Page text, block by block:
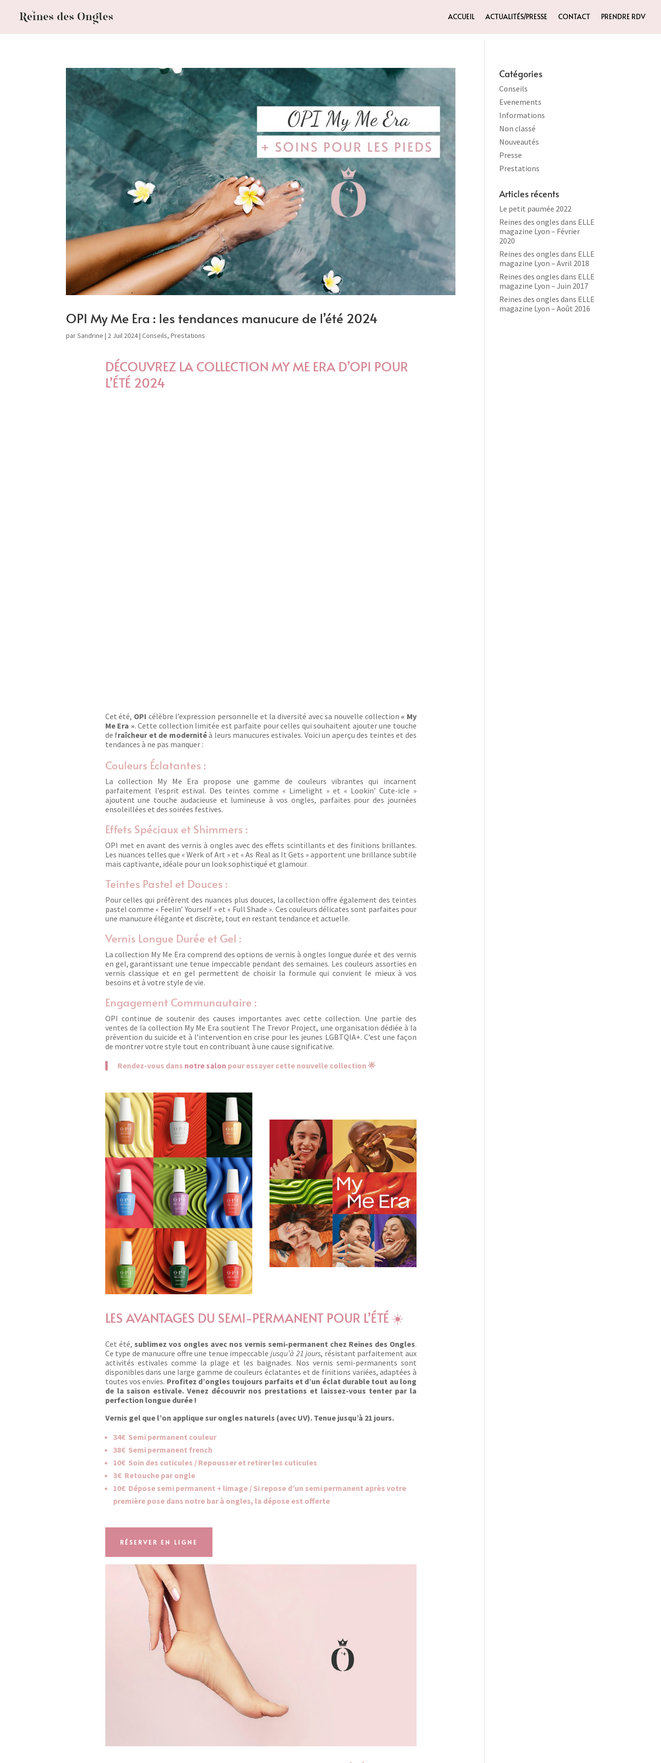
ACCUEIL ACTUALITÉS/PRESSE CONTACT PRENDRE RDV
OPI My Me Era : les tendances manucure de l’été 2024
parSandrine | 2 Juil 2024|Conseils,Prestations
DÉCOUVREZ LA COLLECTION MY ME ERA D’OPI POUR
L’ÉTÉ 2024
Cet été, OPI célèbre l’expression personnelle et la diversité avec sa nouvelle collection « My
Me Era ». Cette collection limitée est parfaite pour celles qui souhaitent ajouter une touche
de fraîcheur et de modernitéà leurs manucures estivales. Voici un aperçu des teintes et des
tendances à ne pas manquer :
Couleurs Éclatantes :
La collection My Me Era propose une gamme de couleurs vibrantes qui incarnent
parfaitement l’esprit estival. Des teintes comme « Limelight » et « Lookin’ Cute-icle »
ajoutent une touche audacieuse et lumineuse à vos ongles, parfaites pour des journées
ensoleillées et des soirées festives.
Effets Spéciaux et Shimmers :
OPI met en avant des vernis à ongles avec des effets scintillants et des finitions brillantes.
Les nuances telles que « Werk of Art » et « As Real as It Gets » apportent une brillance subtile
mais captivante, idéale pour un look sophistiqué et glamour.
Teintes Pastel et Douces :
Pour celles qui préfèrent des nuances plus douces, la collection offre également des teintes
pastel comme « Feelin’ Yourself » et « Full Shade ». Ces couleurs délicates sont parfaites pour
une manucure élégante et discrète, tout en restant tendance et actuelle.
Vernis Longue Durée et Gel :
La collection My Me Era comprend des options de vernis à ongles longue durée et des vernis
en gel, garantissant une tenue impeccable pendant des semaines. Les couleurs assorties en
vernis classique et en gel permettent de choisir la formule qui convient le mieux à vos
besoins et à votre style de vie.
Engagement Communautaire :
OPI continue de soutenir des causes importantes avec cette collection. Une partie des
ventes de la collection My Me Era soutient The Trevor Project, une organisation dédiée à la
prévention du suicide et à l’intervention en crise pour les jeunes LGBTQIA+. C’est une façon
de montrer votre style tout en contribuant à une cause significative.
Rendez-vous dans notre salon pour essayer cette nouvelle collection 🌟
LES AVANTAGES DU SEMI-PERMANENT POUR L’ÉTÉ ☀️
Cet été, sublimez vos ongles avec nos vernis semi-permanent chez Reines des Ongles.
Ce type de manucure offre une tenue impeccablejusqu’à 21 jours, résistant parfaitement aux
activités estivales comme la plage et les baignades. Nos vernis semi-permanents sont
disponibles dans une large gamme de couleurs éclatantes et de finitions variées, adaptées à
toutes vos envies. Profitez d’ongles toujours parfaits et d’un éclat durable tout au long
de la saison estivale. Venez découvrir nos prestations et laissez-vous tenter par la
perfection longue durée !
Vernis gel que l’on applique sur ongles naturels (avec UV). Tenue jusqu’à 21 jours.
34€Semi permanent couleur
38€Semi permanent french
10€Soin des cuticules / Repousser et retirer les cuticules
3€Retouche par ongle
10€ Dépose semi permanent + limage / Si repose d’un semi permanent après votre
première pose dans notre bar à ongles, la dépose est offerte
RÉSERVER EN LIGNE
Catégories
Conseils
Evenements
Informations
Non classé
Nouveautés
Presse
Prestations
Articles récents
Le petit paumée 2022
Reines des ongles dans ELLE
magazine Lyon – Février
2020
Reines des ongles dans ELLE
magazine Lyon – Avril 2018
Reines des ongles dans ELLE
magazine Lyon – Juin 2017
Reines des ongles dans ELLE
magazine Lyon – Août 2016